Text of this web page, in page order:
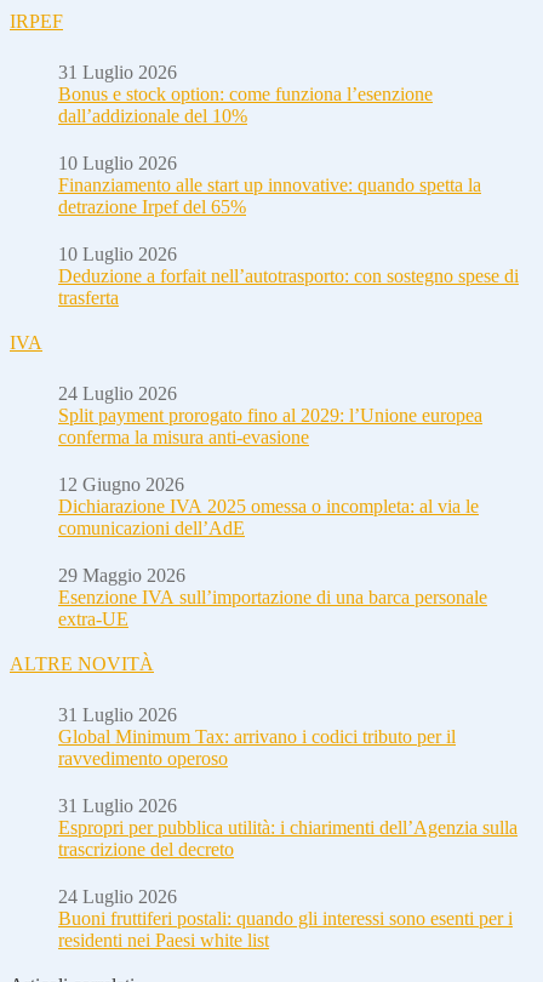
IRPEF
31 Luglio 2026
Bonus e stock option: come funziona l’esenzione
dall’addizionale del 10%
10 Luglio 2026
Finanziamento alle start up innovative: quando spetta la
detrazione Irpef del 65%
10 Luglio 2026
Deduzione a forfait nell’autotrasporto: con sostegno spese di
trasferta
IVA
24 Luglio 2026
Split payment prorogato fino al 2029: l’Unione europea
conferma la misura anti-evasione
12 Giugno 2026
Dichiarazione IVA 2025 omessa o incompleta: al via le
comunicazioni dell’AdE
29 Maggio 2026
Esenzione IVA sull’importazione di una barca personale
extra-UE
ALTRE NOVITÀ
31 Luglio 2026
Global Minimum Tax: arrivano i codici tributo per il
ravvedimento operoso
31 Luglio 2026
Espropri per pubblica utilità: i chiarimenti dell’Agenzia sulla
trascrizione del decreto
24 Luglio 2026
Buoni fruttiferi postali: quando gli interessi sono esenti per i
residenti nei Paesi white list